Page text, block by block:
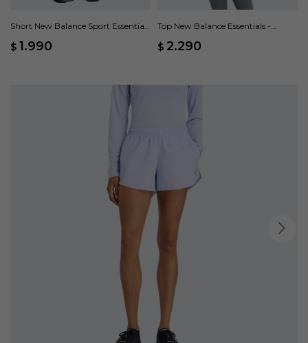
Short New Balance Sport Essentials
$ 1.990
Top New Balance Essentials -
$ 2.290